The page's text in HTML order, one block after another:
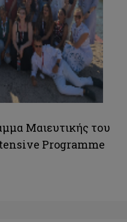
Μαιευτικής του
Programme